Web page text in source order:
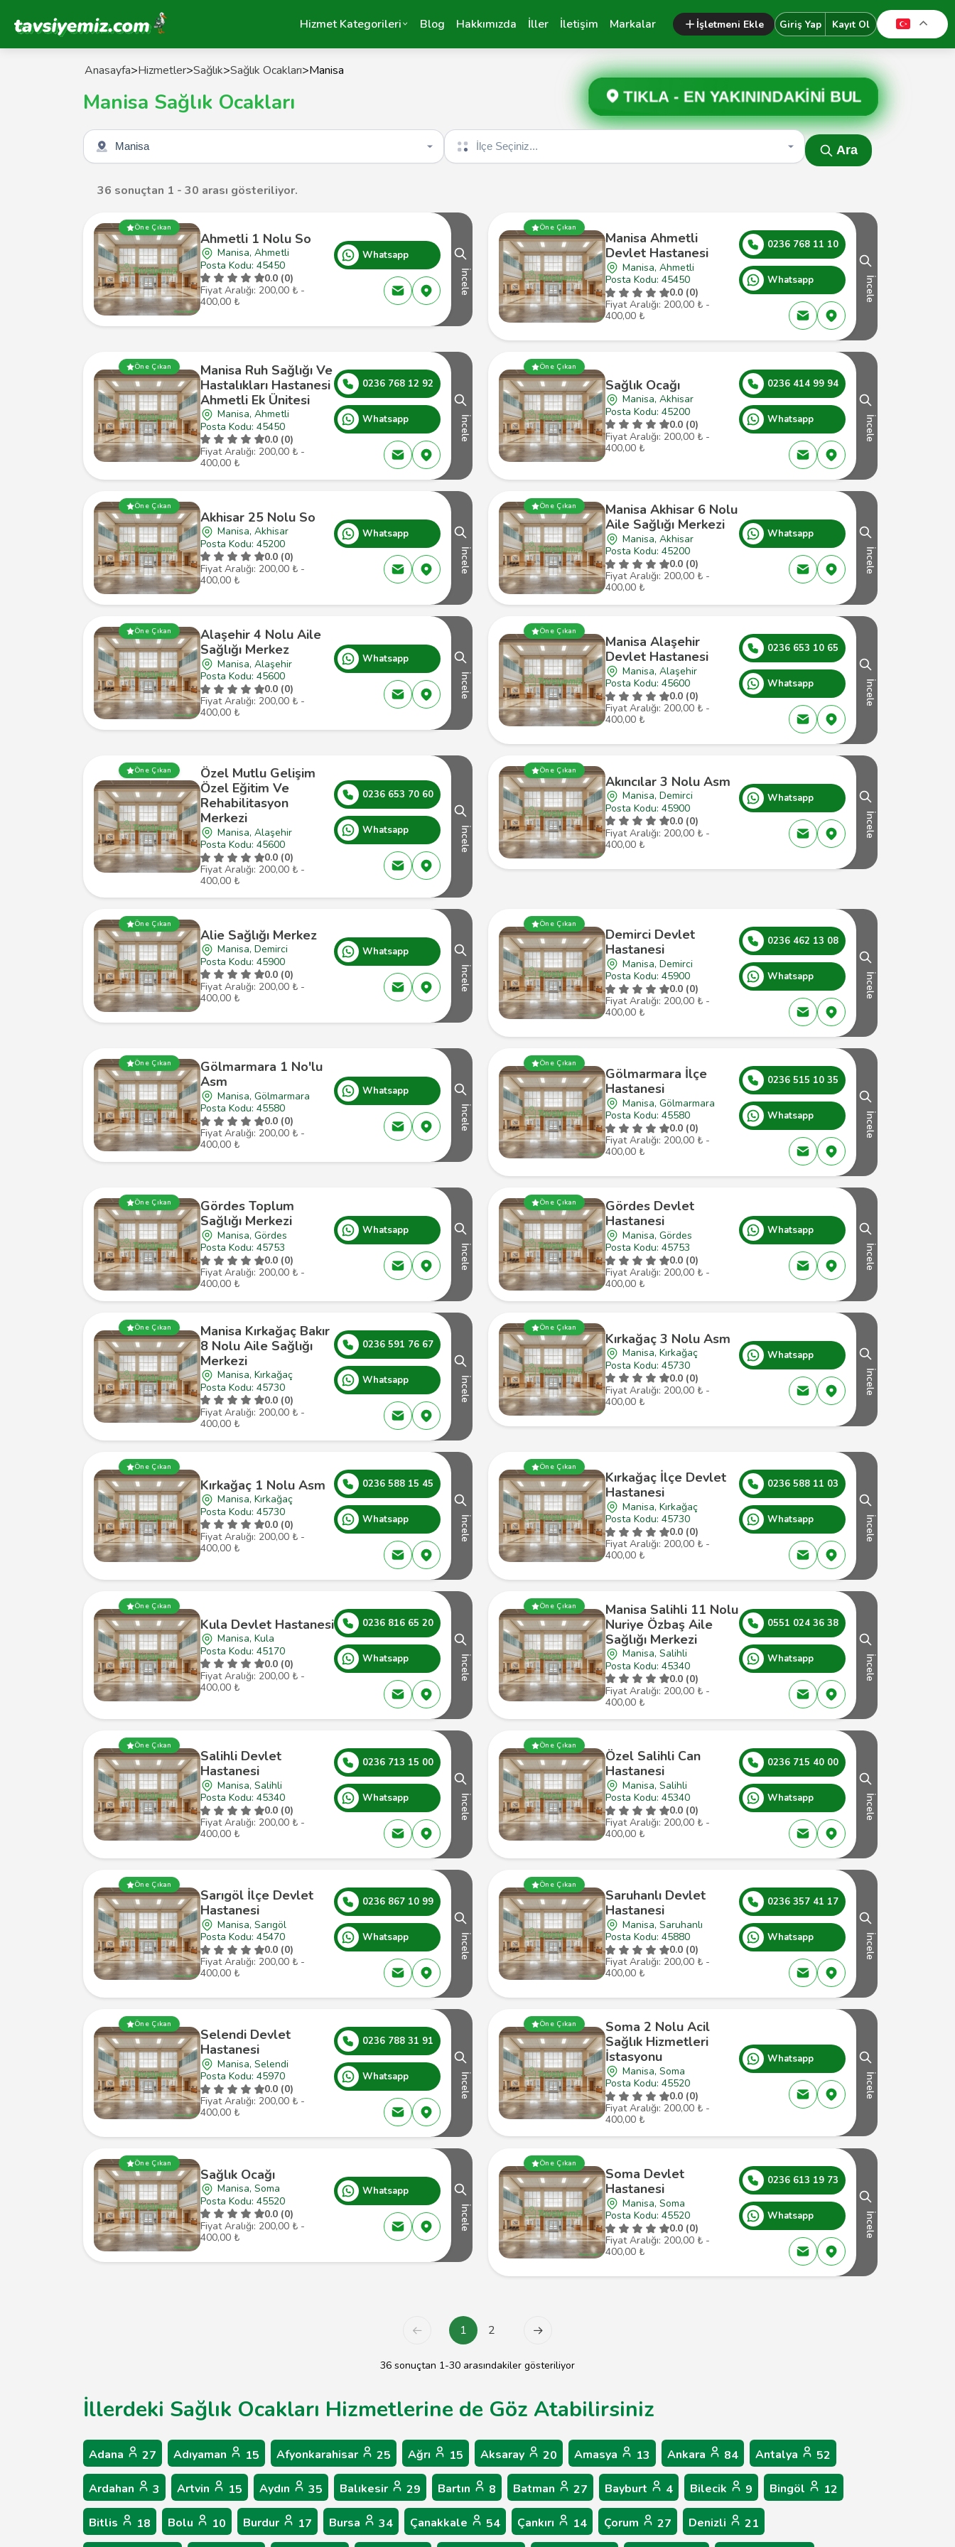
Tavsiyemiz Anasayfa Hizmet Kategorileri Blog Hakkımızda İller İletişim Markalar İşletmeni Ekle Giriş Yap Kayıt Ol
Anasayfa>Hizmetler>Sağlık>Sağlık Ocakları>Manisa
Manisa Sağlık Ocakları TIKLA -EN YAKININDAKİNİ BUL
Şehir seçin İlçe seçin
Ara
36 sonuçtan 1 - 30 arası gösteriliyor.
Öne Çıkan
Ahmetli 1 Nolu So
Manisa, Ahmetli
Posta Kodu: 45450
0.0 (0)
Fiyat Aralığı: 200,00 ₺ -
400,00 ₺
Whatsapp
İncele
Öne Çıkan
Manisa Ahmetli
Devlet Hastanesi
Manisa, Ahmetli
Posta Kodu: 45450
0.0 (0)
Fiyat Aralığı: 200,00 ₺ -
400,00 ₺
0236 768 11 10
Whatsapp İncele
Öne Çıkan
Manisa Ruh Sağlığı Ve
Hastalıkları Hastanesi
Ahmetli Ek Ünitesi
Manisa, Ahmetli
Posta Kodu: 45450
0.0 (0)
Fiyat Aralığı: 200,00 ₺ -
400,00 ₺
0236 768 12 92
Whatsapp İncele
Öne Çıkan
Sağlık Ocağı
Manisa, Akhisar
Posta Kodu: 45200
0.0 (0)
Fiyat Aralığı: 200,00 ₺ -
400,00 ₺
0236 414 99 94
Whatsapp İncele
Öne Çıkan
Akhisar 25 Nolu So
Manisa, Akhisar
Posta Kodu: 45200
0.0 (0)
Fiyat Aralığı: 200,00 ₺ -
400,00 ₺
Whatsapp
İncele
Öne Çıkan
Manisa Akhisar 6 Nolu
Aile Sağlığı Merkezi
Manisa, Akhisar
Posta Kodu: 45200
0.0 (0)
Fiyat Aralığı: 200,00 ₺ -
400,00 ₺
Whatsapp
İncele
Öne Çıkan
Alaşehir 4 Nolu Aile
Sağlığı Merkez
Manisa, Alaşehir
Posta Kodu: 45600
0.0 (0)
Fiyat Aralığı: 200,00 ₺ -
400,00 ₺
Whatsapp
İncele
Öne Çıkan
Manisa Alaşehir
Devlet Hastanesi
Manisa, Alaşehir
Posta Kodu: 45600
0.0 (0)
Fiyat Aralığı: 200,00 ₺ -
400,00 ₺
0236 653 10 65
Whatsapp İncele
Öne Çıkan
Özel Mutlu Gelişim
Özel Eğitim Ve
Rehabilitasyon
Merkezi
Manisa, Alaşehir
Posta Kodu: 45600
0.0 (0)
Fiyat Aralığı: 200,00 ₺ -
400,00 ₺
0236 653 70 60
Whatsapp İncele
Öne Çıkan
Akıncılar 3 Nolu Asm
Manisa, Demirci
Posta Kodu: 45900
0.0 (0)
Fiyat Aralığı: 200,00 ₺ -
400,00 ₺
Whatsapp
İncele
Öne Çıkan
Alie Sağlığı Merkez
Manisa, Demirci
Posta Kodu: 45900
0.0 (0)
Fiyat Aralığı: 200,00 ₺ -
400,00 ₺
Whatsapp
İncele
Öne Çıkan
Demirci Devlet
Hastanesi
Manisa, Demirci
Posta Kodu: 45900
0.0 (0)
Fiyat Aralığı: 200,00 ₺ -
400,00 ₺
0236 462 13 08
Whatsapp İncele
Öne Çıkan
Gölmarmara 1 No'lu
Asm
Manisa, Gölmarmara
Posta Kodu: 45580
0.0 (0)
Fiyat Aralığı: 200,00 ₺ -
400,00 ₺
Whatsapp
İncele
Öne Çıkan
Gölmarmara İlçe
Hastanesi
Manisa, Gölmarmara
Posta Kodu: 45580
0.0 (0)
Fiyat Aralığı: 200,00 ₺ -
400,00 ₺
0236 515 10 35
Whatsapp İncele
Öne Çıkan
Gördes Toplum
Sağlığı Merkezi
Manisa, Gördes
Posta Kodu: 45753
0.0 (0)
Fiyat Aralığı: 200,00 ₺ -
400,00 ₺
Whatsapp
İncele
Öne Çıkan
Gördes Devlet
Hastanesi
Manisa, Gördes
Posta Kodu: 45753
0.0 (0)
Fiyat Aralığı: 200,00 ₺ -
400,00 ₺
Whatsapp
İncele
Öne Çıkan
Manisa Kırkağaç Bakır
8 Nolu Aile Sağlığı
Merkezi
Manisa, Kırkağaç
Posta Kodu: 45730
0.0 (0)
Fiyat Aralığı: 200,00 ₺ -
400,00 ₺
0236 591 76 67
Whatsapp İncele
Öne Çıkan
Kırkağaç 3 Nolu Asm
Manisa, Kırkağaç
Posta Kodu: 45730
0.0 (0)
Fiyat Aralığı: 200,00 ₺ -
400,00 ₺
Whatsapp
İncele
Öne Çıkan
Kırkağaç 1 Nolu Asm
Manisa, Kırkağaç
Posta Kodu: 45730
0.0 (0)
Fiyat Aralığı: 200,00 ₺ -
400,00 ₺
0236 588 15 45
Whatsapp İncele
Öne Çıkan
Kırkağaç İlçe Devlet
Hastanesi
Manisa, Kırkağaç
Posta Kodu: 45730
0.0 (0)
Fiyat Aralığı: 200,00 ₺ -
400,00 ₺
0236 588 11 03
Whatsapp İncele
Öne Çıkan
Kula Devlet Hastanesi
Manisa, Kula
Posta Kodu: 45170
0.0 (0)
Fiyat Aralığı: 200,00 ₺ -
400,00 ₺
0236 816 65 20
Whatsapp İncele
Öne Çıkan
Manisa Salihli 11 Nolu
Nuriye Özbaş Aile
Sağlığı Merkezi
Manisa, Salihli
Posta Kodu: 45340
0.0 (0)
Fiyat Aralığı: 200,00 ₺ -
400,00 ₺
0551 024 36 38
Whatsapp İncele
Öne Çıkan
Salihli Devlet
Hastanesi
Manisa, Salihli
Posta Kodu: 45340
0.0 (0)
Fiyat Aralığı: 200,00 ₺ -
400,00 ₺
0236 713 15 00
Whatsapp İncele
Öne Çıkan
Özel Salihli Can
Hastanesi
Manisa, Salihli
Posta Kodu: 45340
0.0 (0)
Fiyat Aralığı: 200,00 ₺ -
400,00 ₺
0236 715 40 00
Whatsapp İncele
Öne Çıkan
Sarıgöl İlçe Devlet
Hastanesi
Manisa, Sarıgöl
Posta Kodu: 45470
0.0 (0)
Fiyat Aralığı: 200,00 ₺ -
400,00 ₺
0236 867 10 99
Whatsapp İncele
Öne Çıkan
Saruhanlı Devlet
Hastanesi
Manisa, Saruhanlı
Posta Kodu: 45880
0.0 (0)
Fiyat Aralığı: 200,00 ₺ -
400,00 ₺
0236 357 41 17
Whatsapp İncele
Öne Çıkan
Selendi Devlet
Hastanesi
Manisa, Selendi
Posta Kodu: 45970
0.0 (0)
Fiyat Aralığı: 200,00 ₺ -
400,00 ₺
0236 788 31 91
Whatsapp İncele
Öne Çıkan
Soma 2 Nolu Acil
Sağlık Hizmetleri
İstasyonu
Manisa, Soma
Posta Kodu: 45520
0.0 (0)
Fiyat Aralığı: 200,00 ₺ -
400,00 ₺
Whatsapp
İncele
Öne Çıkan
Sağlık Ocağı
Manisa, Soma
Posta Kodu: 45520
0.0 (0)
Fiyat Aralığı: 200,00 ₺ -
400,00 ₺
Whatsapp
İncele
Öne Çıkan
Soma Devlet
Hastanesi
Manisa, Soma
Posta Kodu: 45520
0.0 (0)
Fiyat Aralığı: 200,00 ₺ -
400,00 ₺
0236 613 19 73
Whatsapp İncele
1 2
36 sonuçtan 1-30 arasındakiler gösteriliyor
İllerdeki Sağlık Ocakları Hizmetlerine de Göz Atabilirsiniz
Adana 27 Adıyaman 15 Afyonkarahisar 25 Ağrı 15 Aksaray 20 Amasya 13 Ankara 84 Antalya 52
Ardahan 3 Artvin 15 Aydın 35 Balıkesir 29 Bartın 8 Batman 27 Bayburt 4 Bilecik 9 Bingöl 12
Bitlis 18 Bolu 10 Burdur 17 Bursa 34 Çanakkale 54 Çankırı 14 Çorum 27 Denizli 21